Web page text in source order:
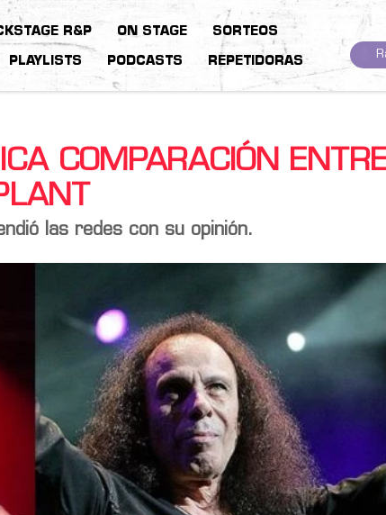
R&P ON STAGE SORTEOS
PLAYLISTS PODCASTS REPETIDORAS
COMPARACIÓN
las redes con su opinión.